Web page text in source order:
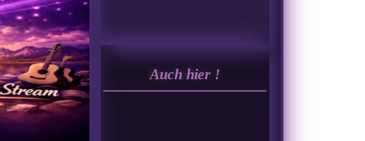
Auch hier !